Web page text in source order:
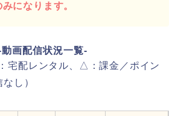
になります。
動画配信状況一覧-
宅配レンタル、△：課金／ポイン
し）